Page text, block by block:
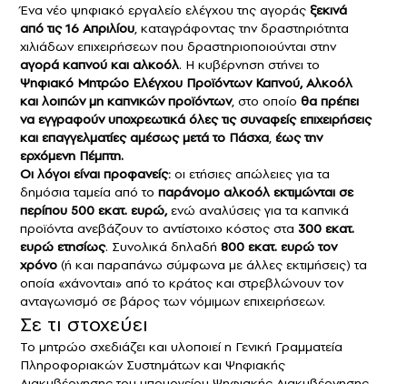
Ένα νέο ψηφιακό εργαλείο ελέγχου της αγοράς ξεκινά
από τις 16 Απριλίου, καταγράφοντας την δραστηριότητα
χιλιάδων επιχειρήσεων που δραστηριοποιούνται στην
αγορά καπνού και αλκοόλ. Η κυβέρνηση στήνει το
Ψηφιακό Μητρώο Ελέγχου Προϊόντων Καπνού, Αλκοόλ
και λοιπών μη καπνικών προϊόντων, στο οποίο θα πρέπει
να εγγραφούν υποχρεωτικά όλες τις συναφείς επιχειρήσεις
και επαγγελματίες αμέσως μετά το Πάσχα, έως την
ερχόμενη Πέμπτη.
Οι λόγοι είναι προφανείς: οι ετήσιες απώλειες για τα
δημόσια ταμεία από το παράνομο αλκοόλ εκτιμώνται σε
περίπου 500 εκατ. ευρώ,ενώ αναλύσεις για τα καπνικά
προϊόντα ανεβάζουν το αντίστοιχο κόστος στα 300 εκατ.
ευρώ ετησίως. Συνολικά δηλαδή 800 εκατ. ευρώ τον
χρόνο (ή και παραπάνω σύμφωνα με άλλες εκτιμήσεις) τα
οποία «χάνονται» από το κράτος και στρεβλώνουν τον
ανταγωνισμό σε βάρος των νόμιμων επιχειρήσεων.
Σε τι στοχεύει
Το μητρώο σχεδιάζει και υλοποιεί η Γενική Γραμματεία
Πληροφοριακών Συστημάτων και Ψηφιακής